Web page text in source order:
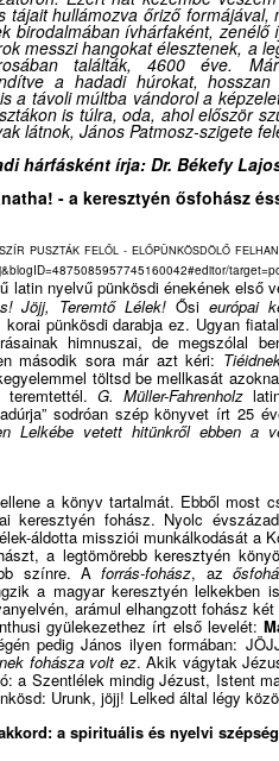
tájait hullámozva őriző
birodalmában ívhárfaként,
messzi hangokat élesztenek, a
találták, 4600 éve.
a hadadi húrokat,
a távoli múltba vándorol a
is túlra, oda, ahol először
látnok, János Patmosz-szigete
hárfásként írja: Dr. Békefy
- a keresztyén ősfohász
PUSZTÁK FELŐL - ELŐPÜNKÖSDÖLŐ
ű latin nyelvű pünkösdi énekének első
Jöjj, Teremtő Lélek! Ősieurópai
pünkösdi darabjaez. Ugyan
himnuszai, de megszólal
második sora már azt kéri:
töltsd be mellkasát
G. Müller-Fahrenholz
sodróan szép könyvet írt 25
Lelkébe vetett hitünkről ebben a
a könyv tartalmát. Ebből most
keresztyén fohász. Nyolc
áldotta missziói munkálkodását a
a legtömörebb keresztyén
színre. Aforrás-fohász, az
gzik a magyar keresztyén lelkekben is
arámul elhangzott fohász
gyülekezethez írt első levelét:
pedig János ilyen formában:
fohásza volt ez. Akik vágytak
a Szentlélek mindig Jézust, Istent
Urunk, jöjj! Lelked által légy
a spirituális és nyelvi
közben:
részben
ludens-ek,
kincsünk
tudjunk
esetben
emberek,
homo
AUG
5
BESZÉLŐ
HÁROM
KONTRA